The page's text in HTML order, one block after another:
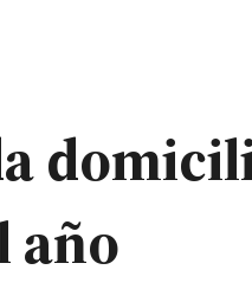
año